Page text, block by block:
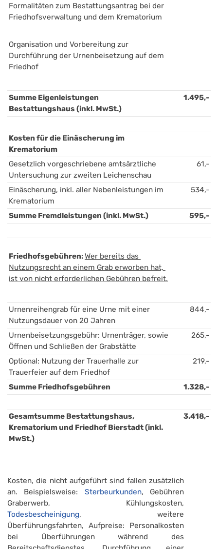
Formalitäten zum Bestattungsantrag bei der
Friedhofsverwaltung und dem Krematorium
Organisation und Vorbereitung zur
Durchführung der Urnenbeisetzung auf dem
Friedhof
Summe Eigenleistungen
Bestattungshaus (inkl. MwSt.)
1.495,-
Kosten für die Einäscherung im
Krematorium
Gesetzlich vorgeschriebene amtsärztliche
Untersuchung zur zweiten Leichenschau
61,-
Einäscherung, inkl. aller Nebenleistungen im
Krematorium
534,-
Summe Fremdleistungen (inkl. MwSt.) 595,-
Friedhofsgebühren: Wer bereits das
Nutzungsrecht an einem Grab erworben hat,
ist von nicht erforderlichen Gebühren befreit.
Urnenreihengrab für eine Urne mit einer
Nutzungsdauer von 20 Jahren
844,-
Urnenbeisetzungsgebühr: Urnenträger, sowie
Öffnen und Schließen der Grabstätte
265,-
Optional: Nutzung der Trauerhalle zur
Trauerfeier auf dem Friedhof
219,-
Summe Friedhofsgebühren 1.328,-
Gesamtsumme Bestattungshaus,
Krematorium und Friedhof Bierstadt (inkl.
MwSt.)
3.418,-
Kosten, die nicht aufgeführt sind fallen zusätzlich
an. Beispielsweise: Sterbeurkunden, Gebühren
Graberwerb, Kühlungskosten,
Todesbescheinigung, weitere
Überführungsfahrten, Aufpreise: Personalkosten
bei Überführungen während des